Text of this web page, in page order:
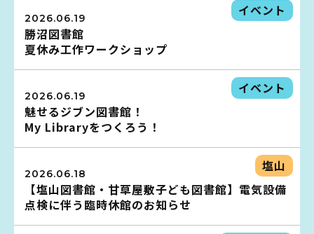
2026.06.19
イベント
勝沼図書館
夏休み工作ワークショップ
2026.06.19
イベント
魅せるジブン図書館！
My Libraryをつくろう！
2026.06.18
塩山
【塩山図書館・甘草屋敷子ども図書館】電気設備
点検に伴う臨時休館のお知らせ
よくあるご質問
スポンサー企業
利用案内